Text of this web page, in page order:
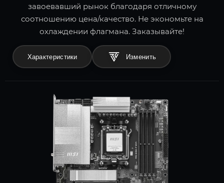
завоевавший рынок благодаря отличному
соотношению цена/качество. Не экономьте на
охлаждении флагмана. Заказывайте!
Характеристики